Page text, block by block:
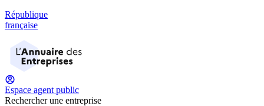
République
française
Espace agent public
Rechercher une entreprise